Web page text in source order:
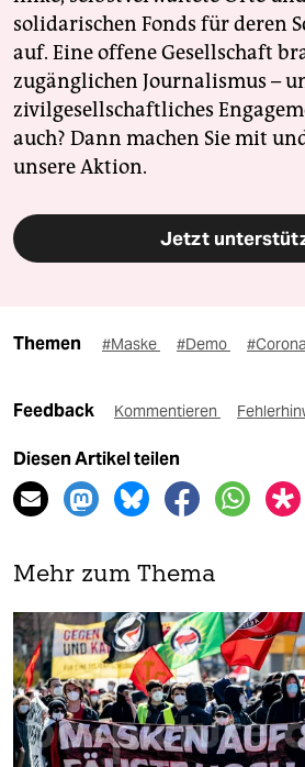
solidarischen Fonds für deren
auf. Eine offene Gesellschaft
zugänglichen Journalismus –
zivilgesellschaftliches
auch? Dann machen Sie mit
unsere Aktion.
Jetzt
Themen #Maske #Demo
Feedback Kommentieren
Diesen Artikel teilen
Mehr zum Thema